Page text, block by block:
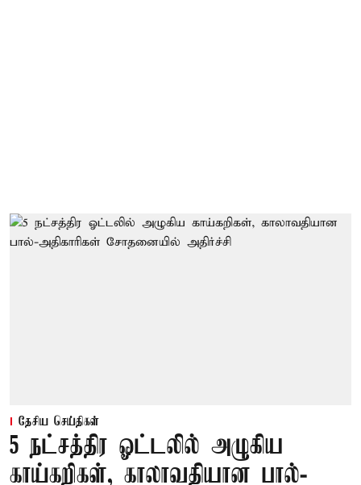
தேசிய செய்திகள்
5 நட்சத்திர ஓட்டலில் அழுகிய
காய்கறிகள், காலாவதியான பால்-